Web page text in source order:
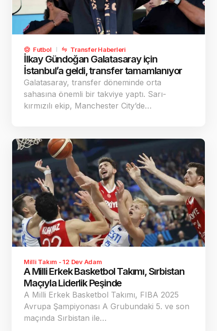
Futbol Transfer Haberleri
İlkay Gündoğan Galatasaray için
İstanbul’a geldi, transfer tamamlanıyor
Galatasaray, transfer döneminde orta
sahasına önemli bir takviye yaptı. Sarı-
kırmızılı ekip, Manchester City’de…
Milli Takım - 12 Dev Adam
A Milli Erkek Basketbol Takımı, Sırbistan
Maçıyla Liderlik Peşinde
A Milli Erkek Basketbol Takımı, FIBA 2025
Avrupa Şampiyonası A Grubundaki 5. ve son
maçında Sırbistan ile…